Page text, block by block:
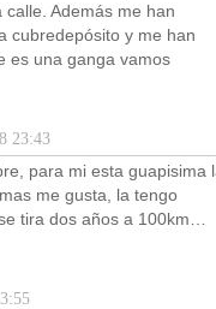
Además me han
cubredepósito y me han
es una ganga vamos
23:43
para mi esta guapisima
me gusta, la tengo
tira dos años a 100km…